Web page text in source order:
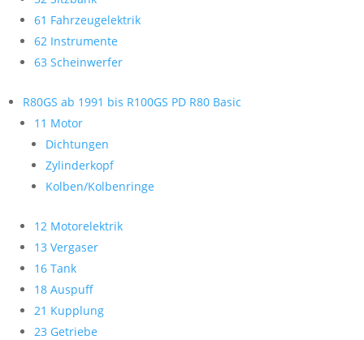
61 Fahrzeugelektrik
62 Instrumente
63 Scheinwerfer
R80GS ab 1991 bis R100GS PD R80 Basic
11 Motor
Dichtungen
Zylinderkopf
Kolben/Kolbenringe
12 Motorelektrik
13 Vergaser
16 Tank
18 Auspuff
21 Kupplung
23 Getriebe